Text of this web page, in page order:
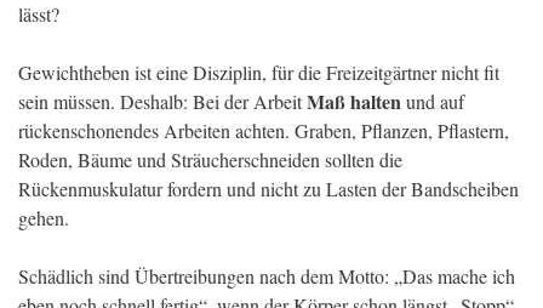
lässt?
Gewichtheben ist eine Disziplin, für die Freizeitgärtner nicht fit
sein müssen. Deshalb: Bei der ArbeitMaß haltenund auf
rückenschonendes Arbeiten achten. Graben, Pflanzen, Pflastern,
Roden, Bäume und Sträucherschneiden sollten die
Rückenmuskulatur fordern und nicht zu Lasten der Bandscheiben
gehen.
Schädlich sind Übertreibungen nach dem Motto: „Das mache ich